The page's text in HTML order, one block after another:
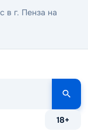
в г. Пенза на
18+